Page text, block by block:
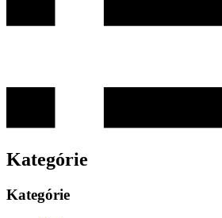
Kategórie
Kategórie